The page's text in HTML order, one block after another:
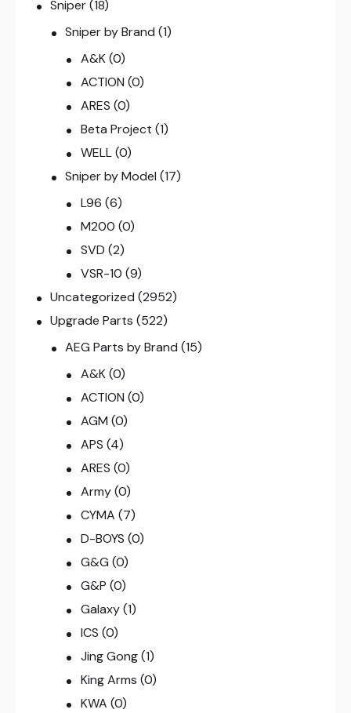
Sniper(18)
Sniper by Brand (1)
A&K (0)
ACTION (0)
ARES (0)
Beta Project (1)
WELL (0)
Sniper by Model (17)
L96 (6)
M200 (0)
SVD (2)
VSR-10 (9)
Uncategorized (2952)
Upgrade Parts (522)
AEG Parts by Brand (15)
A&K (0)
ACTION (0)
AGM (0)
APS (4)
ARES (0)
Army (0)
CYMA (7)
D-BOYS (0)
G&G (0)
G&P (0)
Galaxy (1)
ICS (0)
Jing Gong (1)
King Arms (0)
KWA (0)